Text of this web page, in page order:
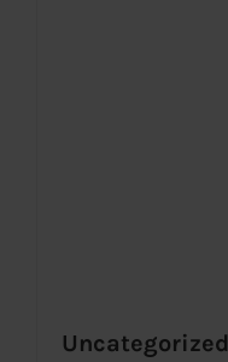
Uncategorized